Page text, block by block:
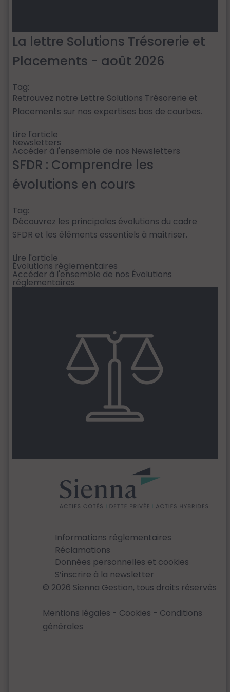
La lettre Solutions Trésorerie et
Placements - août 2026
Tag:
Retrouvez notre Lettre Solutions Trésorerie et
Placements sur nos expertises bas de courbes.
Lire l'article
Newsletters
Accéder à l'ensemble de nos Newsletters
SFDR : Comprendre les
évolutions en cours
Tag:
Découvrez les principales évolutions du cadre
SFDR et les éléments essentiels à maîtriser.
Lire l'article
Évolutions réglementaires
Accéder à l'ensemble de nos Évolutions
réglementaires
Informations réglementaires
Réclamations
Données personnelles et cookies
S’inscrire à la newsletter
© 2026 Sienna Gestion, tous droits réservés
Mentions légales - Cookies - Conditions
générales